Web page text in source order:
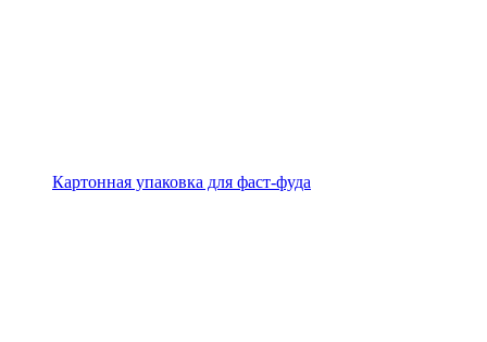
Картонная упаковка для фаст-фуда